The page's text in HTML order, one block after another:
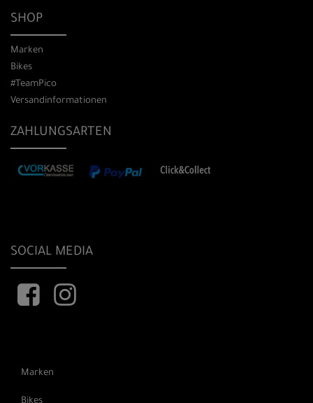
SHOP
Marken
Bikes
#TeamPico
Versandinformationen
ZAHLUNGSARTEN
SOCIAL MEDIA
Marken